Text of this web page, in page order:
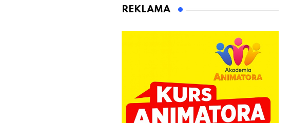
animatora
REKLAMA